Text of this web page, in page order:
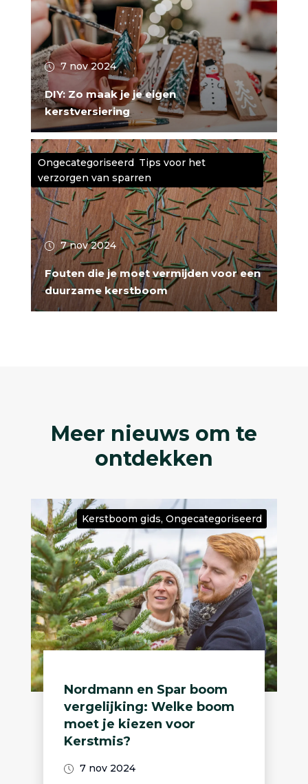
7 nov 2024
DIY: Zo maak je je eigen
kerstversiering
Ongecategoriseerd, Tips voor het
verzorgen van sparren
7 nov 2024
Fouten die je moet vermijden voor een
duurzame kerstboom
Meer nieuws om te
ontdekken
Kerstboom gids,Ongecategoriseerd
Nordmann en Spar boom
vergelijking: Welke boom
moet je kiezen voor
Kerstmis?
7 nov 2024